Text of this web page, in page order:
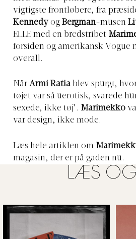
vigtigste frontløbere, fra
Kennedyog Bergman-musen
ELLE med en bredstribet
forsiden og amerikansk Vogue
overall.
Når Armi Ratiablev spurgt,
tøjet var så uerotisk, svarede
sexede, ikke tøj’. Marimekko
var design, ikke mode.
Læs hele artiklen om
magasin, der er på gaden nu.
LÆS